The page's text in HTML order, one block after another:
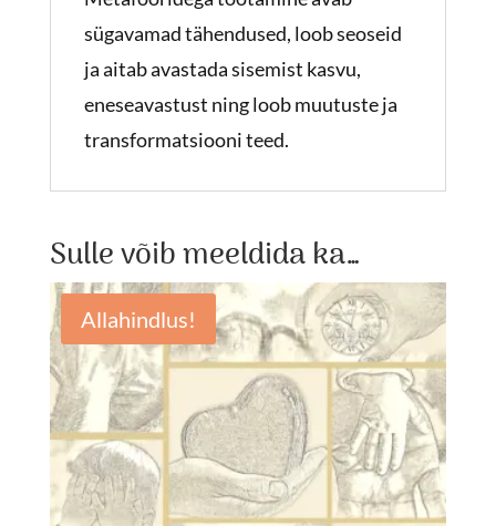
sügavamad tähendused, loob seoseid
ja aitab avastada sisemist kasvu,
eneseavastust ning loob muutuste ja
transformatsiooni teed.
Sulle võib meeldida ka…
Allahindlus!